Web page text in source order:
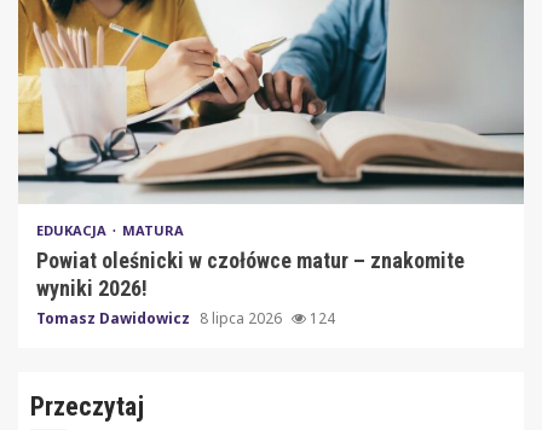
EDUKACJA MATURA
Powiat oleśnicki w czołówce matur – znakomite
wyniki 2026!
Tomasz Dawidowicz 8 lipca 2026 124
Przeczytaj